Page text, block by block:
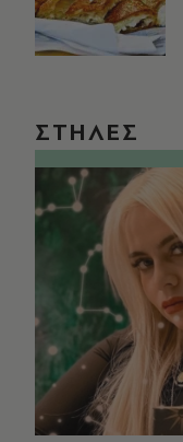
ΣΤΗΛΕΣ